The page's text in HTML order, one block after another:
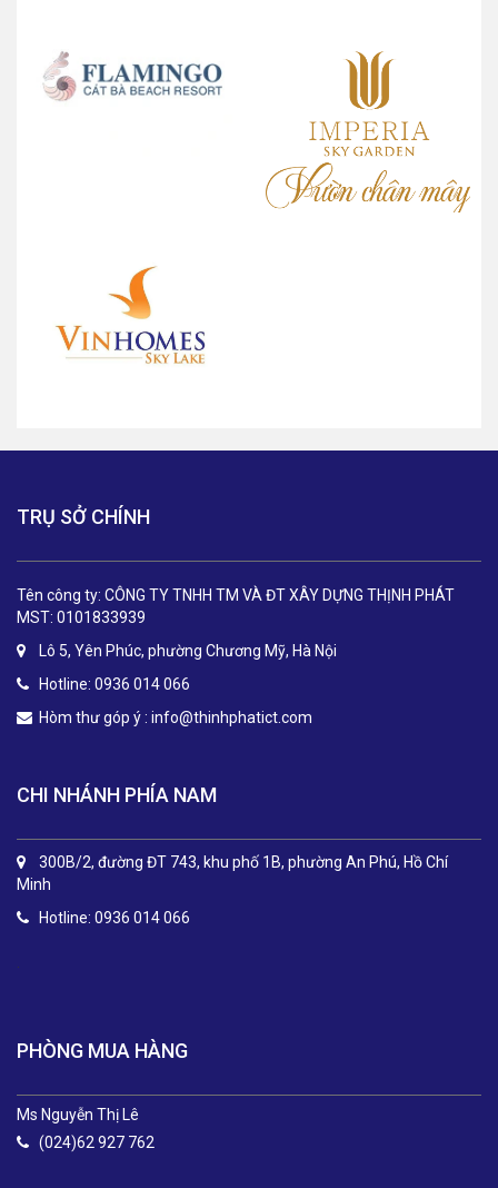
TRỤ SỞ CHÍNH
Tên công ty: CÔNG TY TNHH TM VÀ ĐT XÂY DỰNG THỊNH PHÁT
MST: 0101833939
Lô 5, Yên Phúc, phường Chương Mỹ, Hà Nội
Hotline: 0936 014 066
Hòm thư góp ý : info@thinhphatict.com
CHI NHÁNH PHÍA NAM
300B/2, đường ĐT 743, khu phố 1B, phường An Phú, Hồ Chí
Minh
Hotline: 0936 014 066
.
PHÒNG MUA HÀNG
Ms Nguyễn Thị Lê
(024)62 927 762